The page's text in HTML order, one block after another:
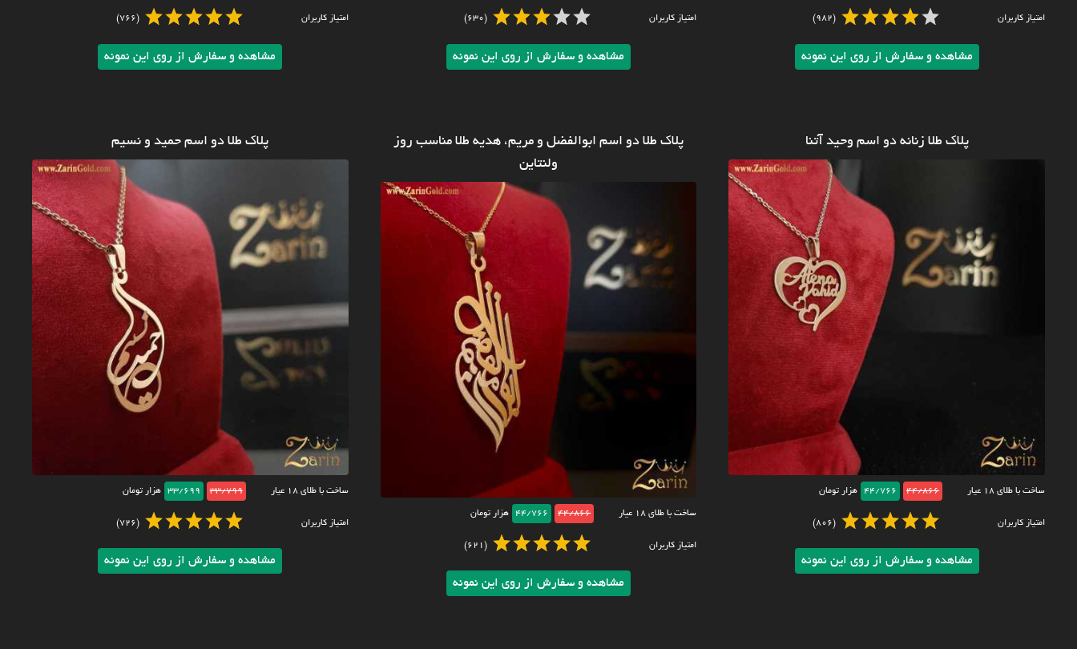
امتیاز کاربران (982)
مشاهده و سفارش از روی این نمونه
امتیاز کاربران (630)
مشاهده و سفارش از روی این نمونه
امتیاز کاربران (766)
مشاهده و سفارش از روی این نمونه
پلاک طلا زنانه دو اسم وحید آتنا
ساخت با طلای ۱۸ عیار 44/866
44/766 هزار تومان
امتیاز کاربران (806)
مشاهده و سفارش از روی این نمونه
پلاک طلا دو اسم ابوالفضل و مریم، هدیه طلا مناسب روز
ولنتاین
ساخت با طلای ۱۸ عیار 44/866
44/766 هزار تومان
امتیاز کاربران (621)
مشاهده و سفارش از روی این نمونه
پلاک طلا دو اسم حمید و نسیم
ساخت با طلای ۱۸ عیار 33/799
33/699 هزار تومان
امتیاز کاربران (726)
مشاهده و سفارش از روی این نمونه